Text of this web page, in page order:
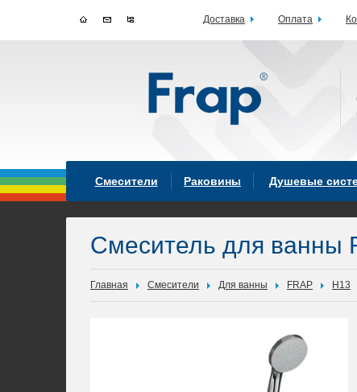
Смесители Раковины Душевые
Смеситель для ванны
Главная Смесители Для ванны FRAP H13
Доставка Оплата